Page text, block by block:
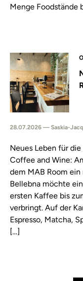
Menge Foodstände
28.07.2026 — Saskia-
Neues Leben für
Coffee and Wine:
dem MAB Room
Bellebna möchte
ersten Kaffee bis
verbringt. Auf der
Espresso, Matcha,
[…]